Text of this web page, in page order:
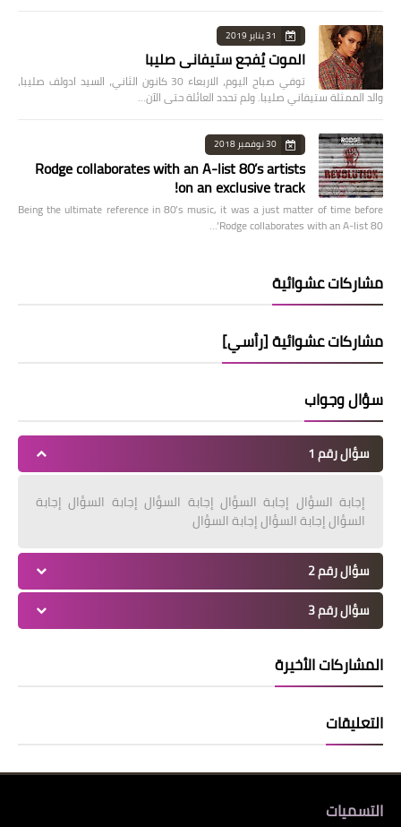
31 يناير 2019
الموت يُفجع ستيفاني صليبا
توفي صباح اليوم، الاربعاء 30 كانون الثاني، السيد ادولف صليبا،
والد الممثلة ستيفاني صليبا. ولم تحدد العائلة حتى الآن…
30 نوفمبر 2018
Rodge collaborates with an A-list 80’s artists
on an exclusive track!
Being the ultimate reference in 80’s music, it was a just matter of time before
Rodge collaborates with an A-list 80’…
مشاركات عشوائية
مشاركات عشوائية [رأسي]
سؤال وجواب
سؤال رقم 1
إجابة السؤال إجابة السؤال إجابة السؤال إجابة السؤال إجابة
السؤال إجابة السؤال إجابة السؤال
سؤال رقم 2
سؤال رقم 3
المشاركات الأخيرة
التعليقات
التسميات